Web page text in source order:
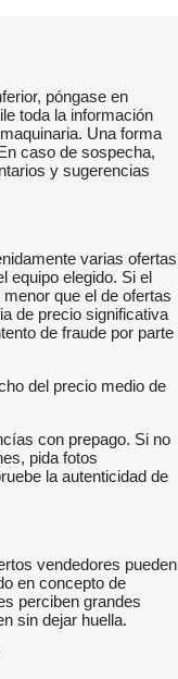
póngase en
toda la información
Una forma
caso de sospecha,
y sugerencias
varias ofertas
equipo elegido. Si el
que el de ofertas
de precio significativa
de fraude por parte
del precio medio de
con prepago. Si no
pida fotos
la autenticidad de
vendedores pueden
en concepto de
perciben grandes
sin dejar huella.